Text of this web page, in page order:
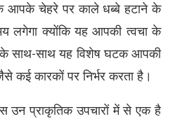
आपके चेहरे पर काले धब्बे हटाने के
लगेगा क्योंकि यह आपकी त्वचा के
के साथ-साथ यह विशेष घटक आपकी
कई कारकों पर निर्भर करता है।
उन प्राकृतिक उपचारों में से एक है